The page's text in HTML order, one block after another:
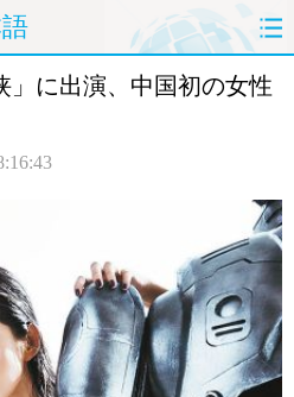
政治 経済
」に出演、中国初の女性